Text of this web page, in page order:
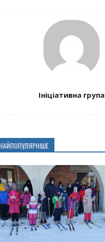
Ініціативна група